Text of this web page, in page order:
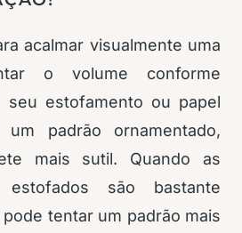
acalmar visualmente uma
o volume conforme
seu estofamento ou papel
padrão ornamentado,
mais sutil. Quando as
são bastante
tentar um padrão mais